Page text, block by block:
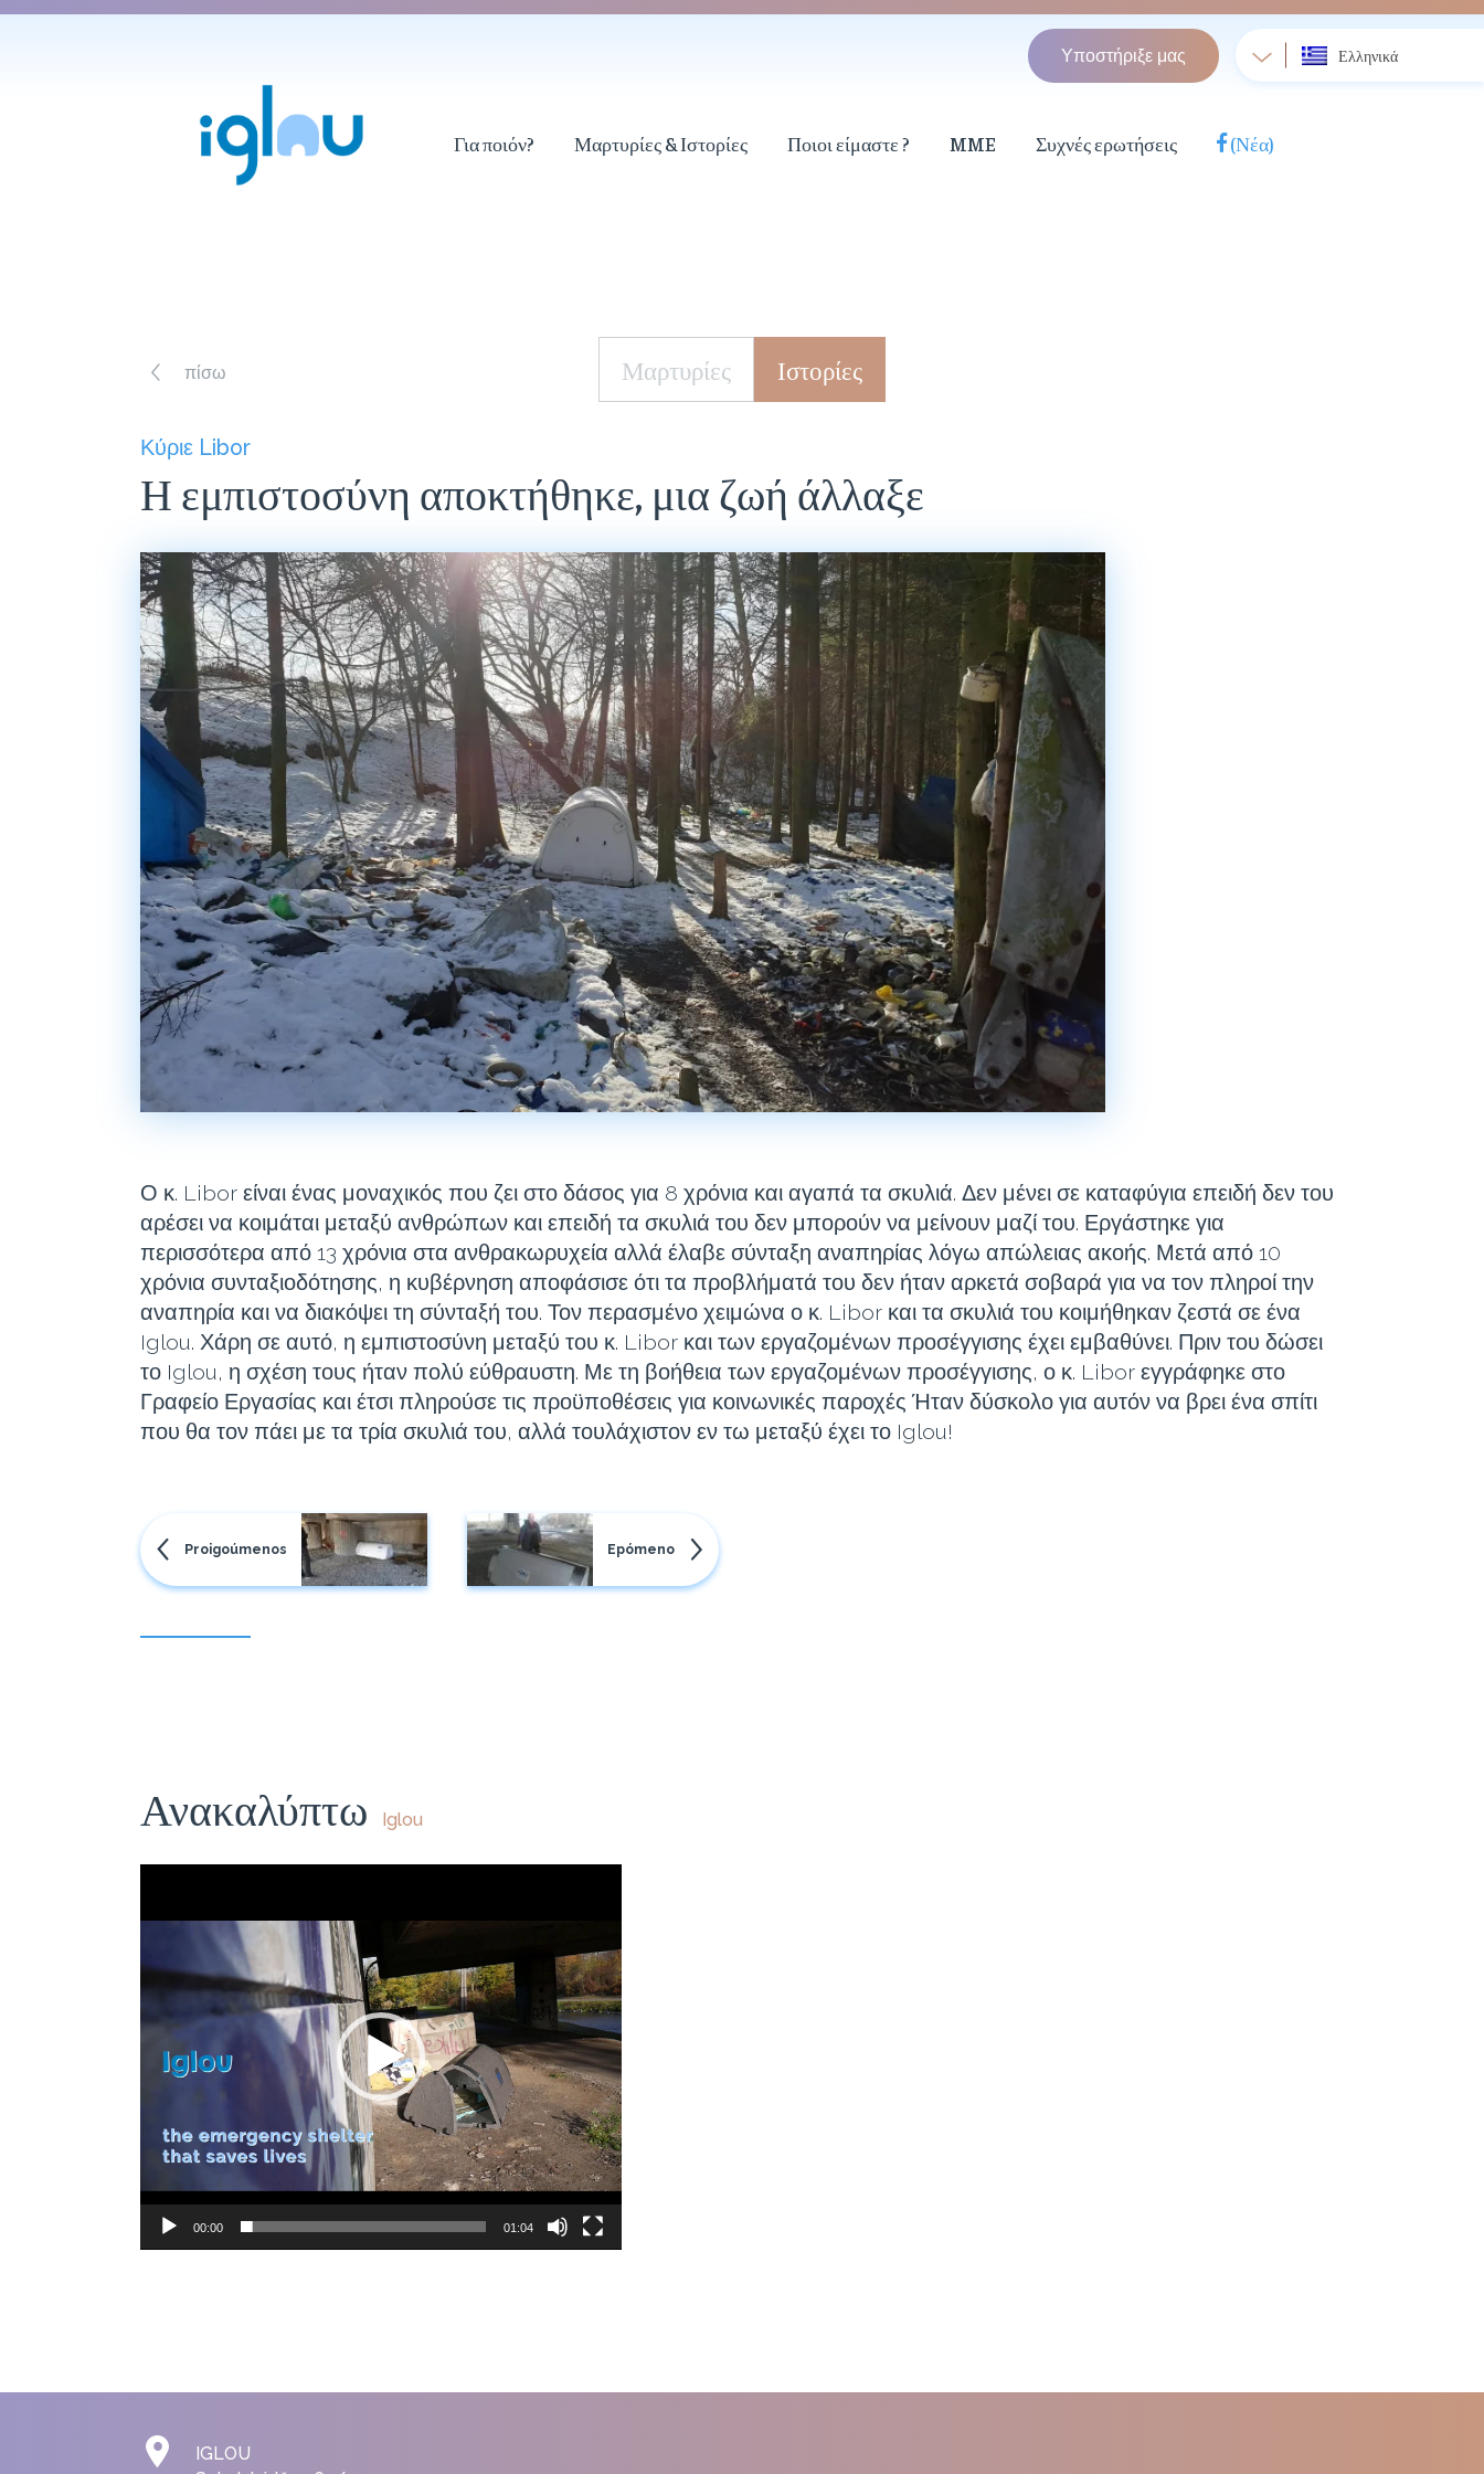
Υποστήριξε μας Ελληνικά
Για ποιόν? Μαρτυρίες & Ιστορίες Ποιοι είμαστε ? MME Συχνές ερωτήσεις (Νέα)
πίσω Μαρτυρίες Ιστορίες
Κύριε Libor
Η εμπιστοσύνη αποκτήθηκε, μια ζωή άλλαξε
Ο κ. Libor είναι ένας μοναχικός που ζει στο δάσος για 8 χρόνια και αγαπά τα σκυλιά. Δεν μένει σε καταφύγια επειδή δεν του
αρέσει να κοιμάται μεταξύ ανθρώπων και επειδή τα σκυλιά του δεν μπορούν να μείνουν μαζί του. Εργάστηκε για
περισσότερα από 13 χρόνια στα ανθρακωρυχεία αλλά έλαβε σύνταξη αναπηρίας λόγω απώλειας ακοής. Μετά από 10
χρόνια συνταξιοδότησης, η κυβέρνηση αποφάσισε ότι τα προβλήματά του δεν ήταν αρκετά σοβαρά για να τον πληροί την
αναπηρία και να διακόψει τη σύνταξή του. Τον περασμένο χειμώνα ο κ. Libor και τα σκυλιά του κοιμήθηκαν ζεστά σε ένα
Iglou. Χάρη σε αυτό, η εμπιστοσύνη μεταξύ του κ. Libor και των εργαζομένων προσέγγισης έχει εμβαθύνει. Πριν του δώσει
το Iglou, η σχέση τους ήταν πολύ εύθραυστη. Με τη βοήθεια των εργαζομένων προσέγγισης, ο κ. Libor εγγράφηκε στο
Γραφείο Εργασίας και έτσι πληρούσε τις προϋποθέσεις για κοινωνικές παροχές Ήταν δύσκολο για αυτόν να βρει ένα σπίτι
που θα τον πάει με τα τρία σκυλιά του, αλλά τουλάχιστον εν τω μεταξύ έχει το Iglou!
Proigoúmenos Epómeno
Ανακαλύπτω Iglou
00:00 01:04
IGLOU